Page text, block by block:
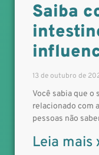
Saiba
13 de outubro de
Você sabia que
relacionado com
pessoas não
Leia mais